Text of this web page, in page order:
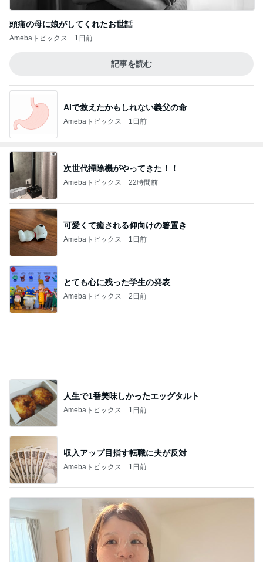
頭痛の母に娘がしてくれたお世話
Amebaトピックス 1日前
記事を読む
AIで救えたかもしれない義父の命
Amebaトピックス 1日前
次世代掃除機がやってきた！！
Amebaトピックス 22時間前
可愛くて癒される仰向けの箸置き
Amebaトピックス 1日前
とても心に残った学生の発表
Amebaトピックス 2日前
収入アップ目指す転職に夫が反対
Amebaトピックス 1日前